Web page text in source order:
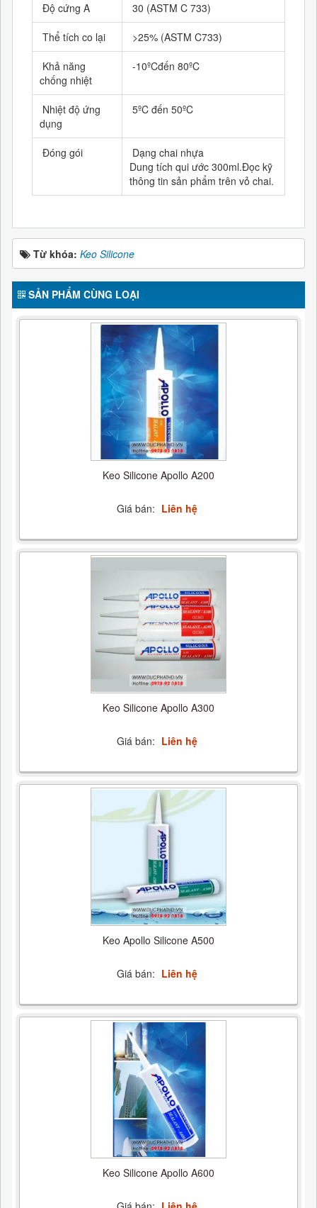
Độ cứng A 30 (ASTM C 733)
Thể tích co lại >25% (ASTM C733)
Khả năng
chống nhiệt
-10ºCđến 80ºC
Nhiệt độ ứng
dụng
5ºC đến 50ºC
Đóng gói
Dạng chai nhựa
Dung tích qui ước 300ml.Đọc kỹ
thông tin sản phẩm trên vỏ chai.
Từ khóa: Keo Silicone
SẢN PHẨM CÙNG LOẠI
Keo Silicone Apollo A200
Giá bán: Liên hệ
Keo Silicone Apollo A300
Giá bán: Liên hệ
Keo Apollo Silicone A500
Giá bán: Liên hệ
Keo Silicone Apollo A600